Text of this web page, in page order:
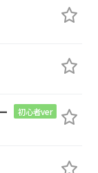
初心者ver